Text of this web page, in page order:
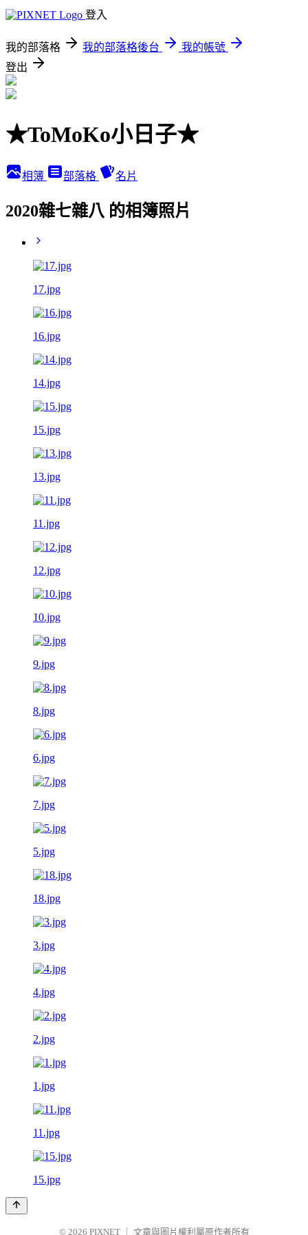
登入
我的部落格 我的部落格後台
我的帳號
登出
★ToMoKo小日子★
相簿 部落格 名片
2020雜七雜八 的相簿照片
17.jpg
16.jpg
14.jpg
15.jpg
13.jpg
11.jpg
12.jpg
10.jpg
9.jpg
8.jpg
6.jpg
7.jpg
5.jpg
18.jpg
3.jpg
4.jpg
2.jpg
1.jpg
11.jpg
15.jpg
© 2026 PIXNET 文章與圖片權利屬原作者所有